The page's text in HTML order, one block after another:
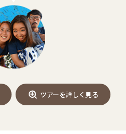
ツアーを詳しく見る